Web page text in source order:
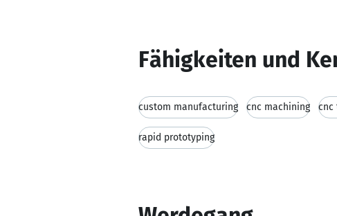
Fähigkeiten und
custom manufacturing cnc machining cnc
rapid prototyping